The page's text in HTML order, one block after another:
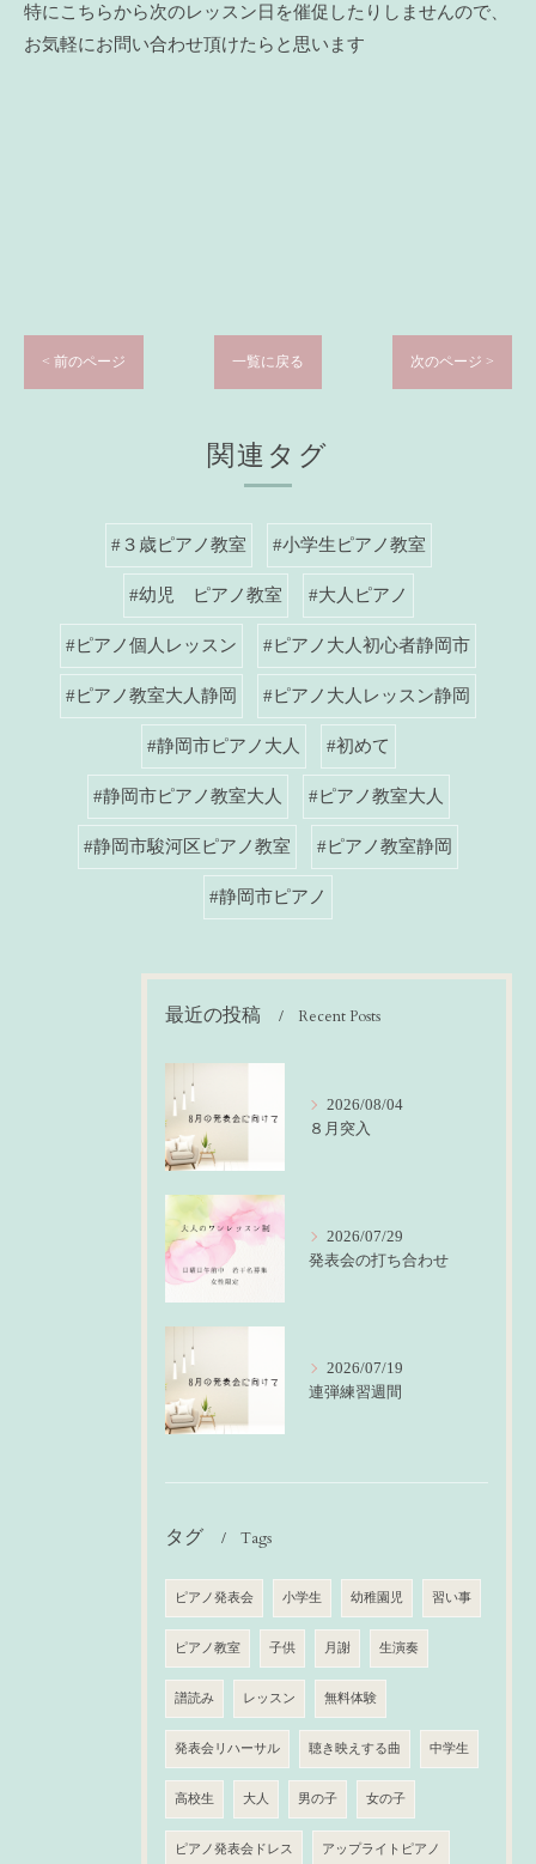
特にこちらから次のレッスン日を催促したりしませんので、
お気軽にお問い合わせ頂けたらと思います
< 前のページ 一覧に戻る 次のページ >
関連タグ
#３歳ピアノ教室 #小学生ピアノ教室
#幼児 ピアノ教室 #大人ピアノ
#ピアノ個人レッスン #ピアノ大人初心者静岡市
#ピアノ教室大人静岡 #ピアノ大人レッスン静岡
#静岡市ピアノ大人 #初めて
#静岡市ピアノ教室大人 #ピアノ教室大人
#静岡市駿河区ピアノ教室 #ピアノ教室静岡
#静岡市ピアノ
最近の投稿 Recent Posts
2026/08/04
８月突入
2026/07/29
発表会の打ち合わせ
2026/07/19
連弾練習週間
タグ Tags
ピアノ発表会 小学生 幼稚園児 習い事
ピアノ教室 子供 月謝 生演奏
譜読み レッスン 無料体験
発表会リハーサル 聴き映えする曲 中学生
高校生 大人 男の子 女の子
ピアノ発表会ドレス アップライトピアノ